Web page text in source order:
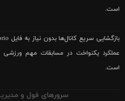
است.
عملکرد یکنواخت در مسابقات مهم
است.
سرورهای فول و